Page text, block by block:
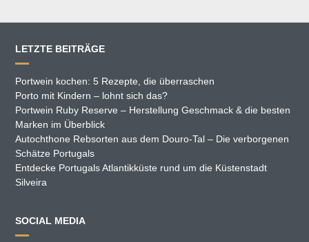
LETZTE BEITRÄGE
Portwein kochen: 5 Rezepte, die überraschen
Porto mit Kindern – lohnt sich das?
Portwein Ruby Reserve – Herstellung Geschmack & die besten
Marken im Überblick
Autochthone Rebsorten aus dem Douro-Tal – Die verborgenen
Schätze Portugals
Entdecke Portugals Atlantikküste rund um die Küstenstadt
Silveira
SOCIAL MEDIA